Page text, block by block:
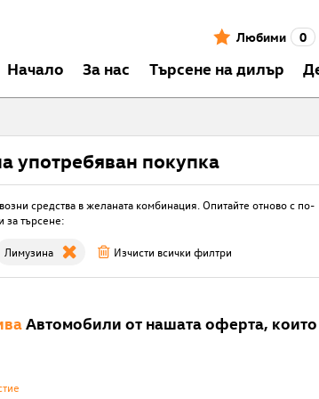
Любими 0
Началo За нас Търсене на дилър
употребяван покупка
средства в желаната комбинация. Опитайте отново с по-
за търсене:
Лимузина Изчисти всички филтри
Автомобили от нашата оферта,